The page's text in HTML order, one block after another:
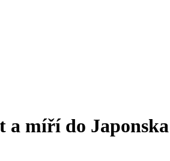
a míří do Japonska